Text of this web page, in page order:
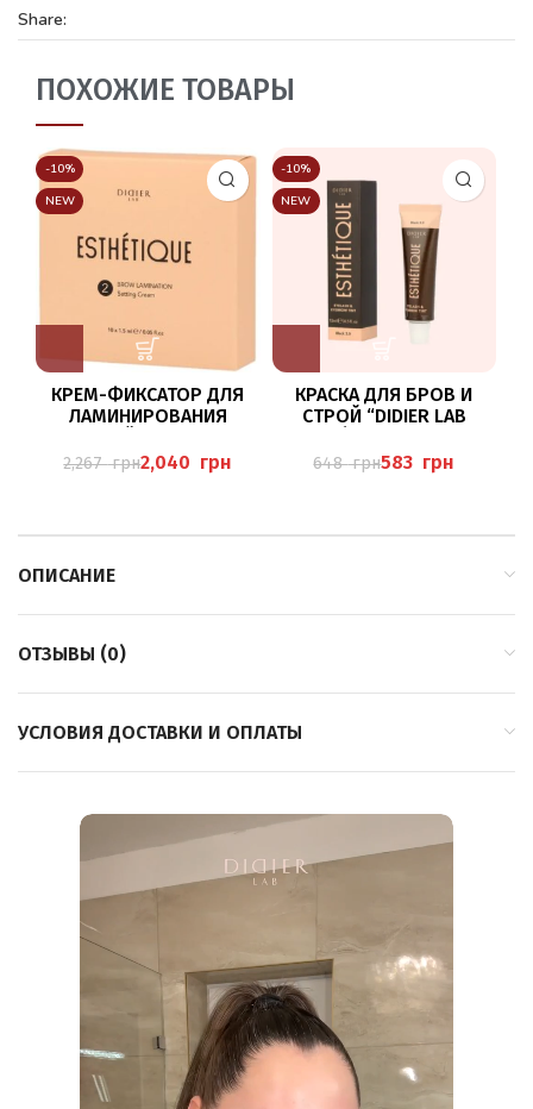
Share:
ПОХОЖИЕ ТОВАРЫ
-10%
NEW
КРЕМ-ФИКСАТОР ДЛЯ
ЛАМИНИРОВАНИЯ
ESTHÉTIQUE №2, 1,5 МЛ.
Х 10 ШТ
2,267грн2,040 грн
-10%
NEW
КРАСКА ДЛЯ БРОВ И
СТРОЙ “DIDIER LAB
BLACK,ЧЕРНЫЙ – ДЛЯ
ГЛУБОКИХ, ТЕМНЫХ,
БРОВЕЙ
648грн583 грн
ОПИСАНИЕ
ОТЗЫВЫ (0)
УСЛОВИЯ ДОСТАВКИ И ОПЛАТЫ